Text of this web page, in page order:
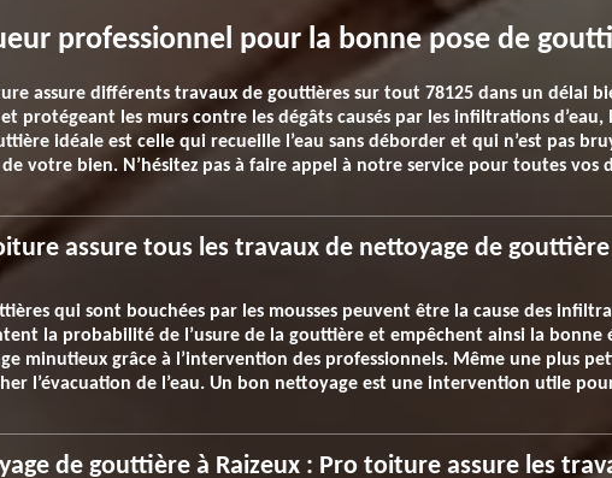
professionnel pour la bonne pose de
assure différents travaux de gouttières sur tout 78125 dans un délai
protégeant les murs contre les dégâts causés par les infiltrations
idéale est celle qui recueille l’eau sans déborder et qui n’est pas
votre bien. N’hésitez pas à faire appel à notre service pour toutes vos
assure tous les travaux de nettoyage de gouttière
qui sont bouchées par les mousses peuvent être la cause des
la probabilité de l’usure de la gouttière et empêchent ainsi la bonne
minutieux grâce à l’intervention des professionnels. Même une plus
l’évacuation de l’eau. Un bon nettoyage est une intervention utile
de gouttière à Raizeux : Pro toiture assure les